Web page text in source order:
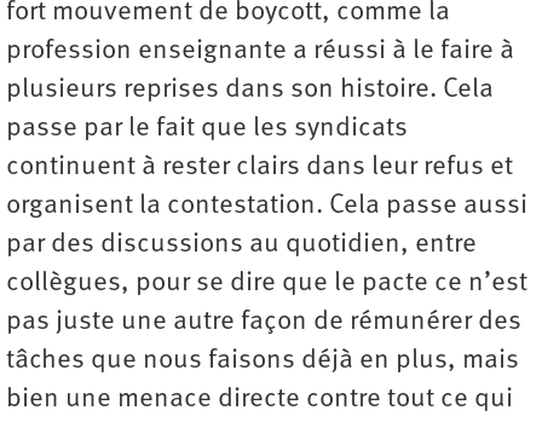
fort mouvement de boycott, comme la
profession enseignante a réussi à le faire à
plusieurs reprises dans son histoire. Cela
passe par le fait que les syndicats
continuent à rester clairs dans leur refus et
organisent la contestation. Cela passe aussi
par des discussions au quotidien, entre
collègues, pour se dire que le pacte ce n’est
pas juste une autre façon de rémunérer des
tâches que nous faisons déjà en plus, mais
bien une menace directe contre tout ce qui